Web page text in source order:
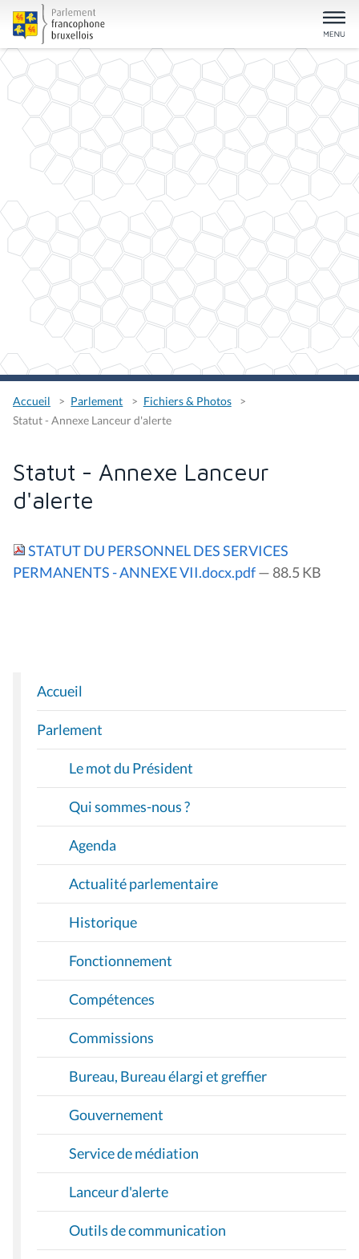
Accueil Parlement
Fichiers & Photos
Statut - Annexe Lanceur d'alerte
Statut - Annexe Lanceur
d'alerte
STATUT DU PERSONNEL DES SERVICES
PERMANENTS - ANNEXE VII.docx.pdf— 88.5 KB
N
A
V
G
T
O
Accueil
Parlement
Le mot du Président
Qui sommes-nous ?
Agenda
Actualité parlementaire
Historique
Fonctionnement
Compétences
Commissions
Bureau, Bureau élargi et greffier
Gouvernement
Service de médiation
Lanceur d'alerte
Outils de communication